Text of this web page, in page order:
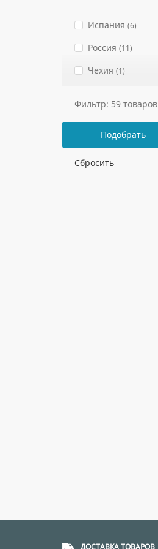
УМЫВАЛЬНИКОВ
Испания (6)
Россия (11)
Чехия (1)
Фильтр: 59 товаров
Подобрать
Сбросить
ДОСТАВКА ТОВАРОВ